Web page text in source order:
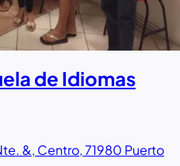
de Idiomas
&, Centro, 71980 Puerto